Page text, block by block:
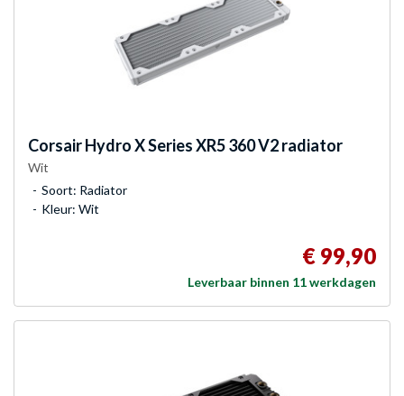
CorsairHydro X Series XR5 360 V2 radiator
Wit
Soort: Radiator
Kleur: Wit
€ 99,90
Leverbaar binnen 11 werkdagen